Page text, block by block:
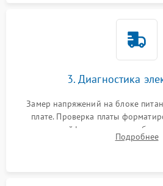
3. Диагностика
Замер напряжений на блоке
плате. Проверка платы
плоских шлейфов сканера и
оптопар (датчиковПодробнее